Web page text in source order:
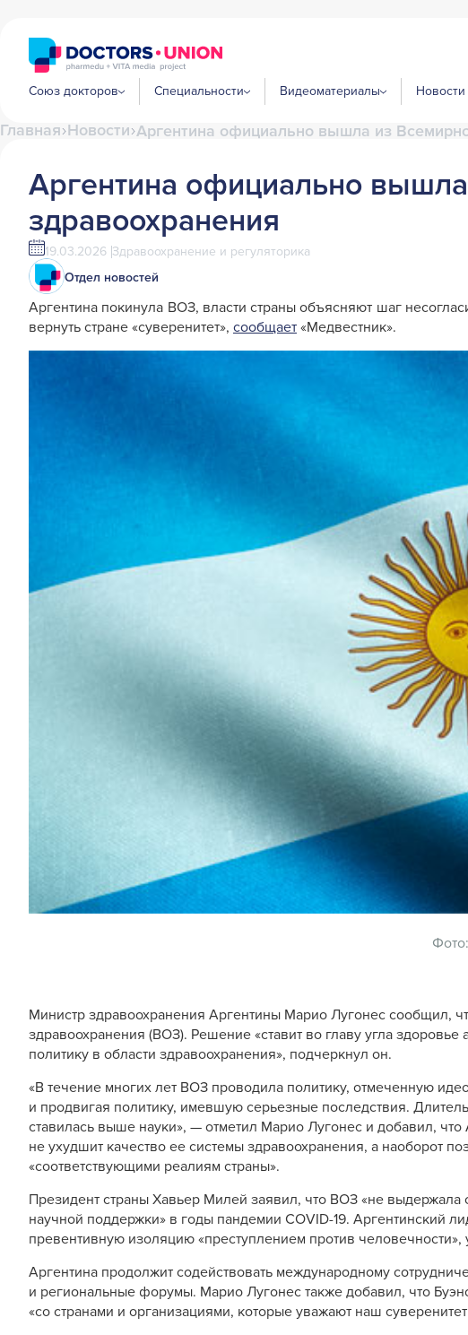
Союз докторов Специальности Видеоматериалы Новости
Главная Новости Аргентина официально вышла из
Аргентина официально
здравоохранения
19.03.2026 Здравоохранение и регуляторика
Отдел новостей
Аргентина покинула ВОЗ, власти страны объясняют шаг
вернуть стране «суверенитет», сообщает «Медвестник».
Фото:
Министр здравоохранения Аргентины Марио Лугонес сообщил,
здравоохранения (ВОЗ). Решение «ставит во главу угла
политику в области здравоохранения», подчеркнул он.
«В течение многих лет ВОЗ проводила политику, отмеченную
и продвигая политику, имевшую серьезные последствия.
ставилась выше науки», — отметил Марио Лугонес и добавил,
не ухудшит качество ее системы здравоохранения, а наоборот
«соответствующими реалиям страны».
Президент страны Хавьер Милей заявил, что ВОЗ «не
научной поддержки» в годы пандемии COVID-19. Аргентинский
превентивную изоляцию «преступлением против
Аргентина продолжит содействовать международному
и региональные форумы. Марио Лугонес также добавил, что
«со странами и организациями, которые уважают наш